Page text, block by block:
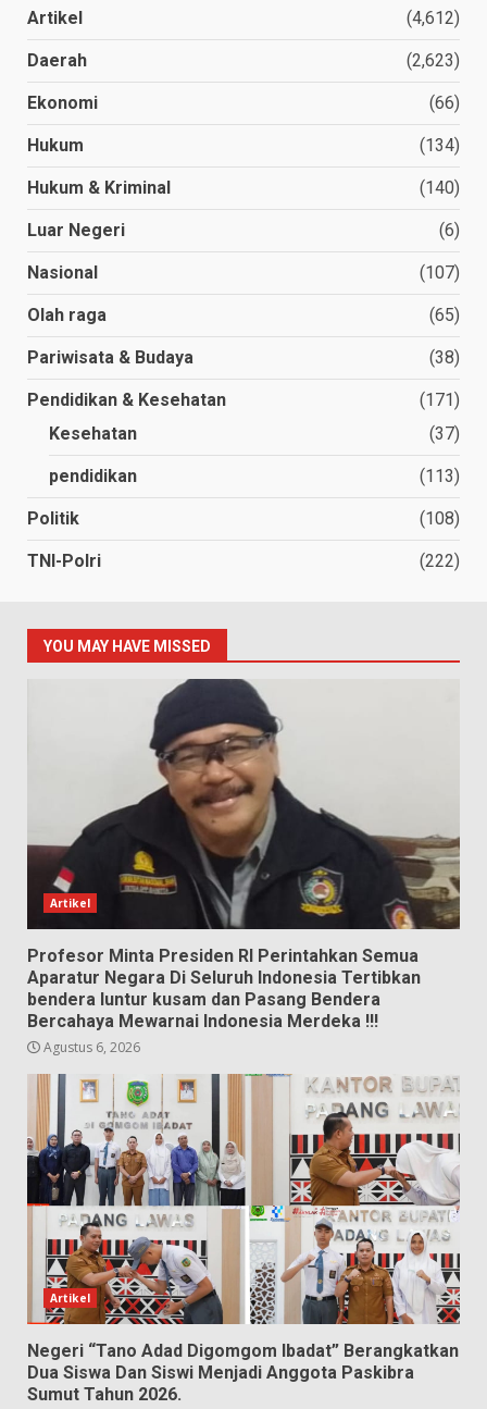
Artikel (4,612)
Daerah (2,623)
Ekonomi (66)
Hukum (134)
Hukum & Kriminal (140)
Luar Negeri (6)
Nasional (107)
Olah raga (65)
Pariwisata & Budaya (38)
Pendidikan & Kesehatan
(171)
Kesehatan
(37)
pendidikan (113)
Politik (108)
TNI-Polri (222)
YOU MAY HAVE MISSED
Artikel
Profesor Minta Presiden RI Perintahkan Semua
Aparatur Negara Di Seluruh Indonesia Tertibkan
bendera luntur kusam dan Pasang Bendera
Bercahaya Mewarnai Indonesia Merdeka !!!
Agustus 6, 2026
Artikel
Negeri “Tano Adad Digomgom Ibadat” Berangkatkan
Dua Siswa Dan Siswi Menjadi Anggota Paskibra
Sumut Tahun 2026.